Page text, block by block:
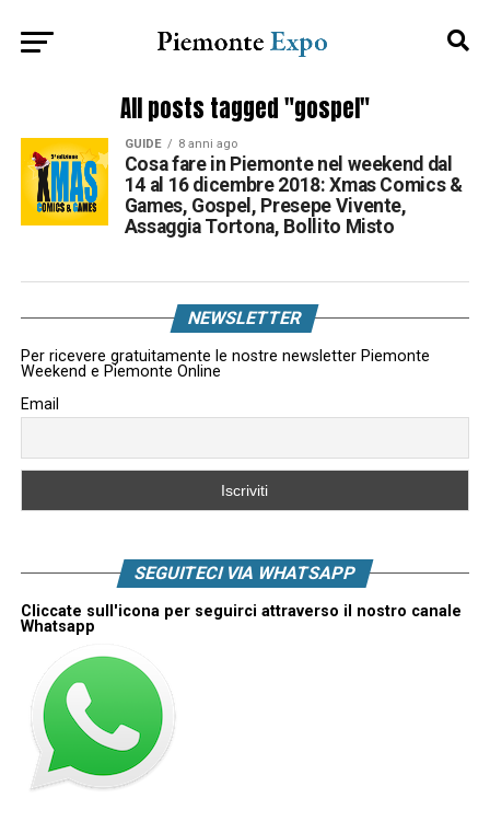
All posts tagged "gospel"
GUIDE 8 anni ago
Cosa fare in Piemonte nel weekend dal
14 al 16 dicembre 2018: Xmas Comics &
Games, Gospel, Presepe Vivente,
Assaggia Tortona, Bollito Misto
NEWSLETTER
Per ricevere gratuitamente le nostre newsletter Piemonte
Weekend e Piemonte Online
Email
SEGUITECI VIA WHATSAPP
Cliccate sull'icona per seguirci attraverso il nostro canale
Whatsapp